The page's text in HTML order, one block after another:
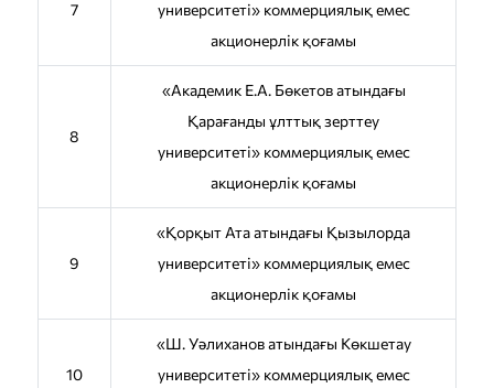
7
университеті» коммерциялық емес
акционерлік қоғамы
8
«Академик Е.А. Бөкетов атындағы
Қарағанды ұлттық зерттеу
университеті» коммерциялық емес
акционерлік қоғамы
9
«Қорқыт Ата атындағы Қызылорда
университеті» коммерциялық емес
акционерлік қоғамы
10
«Ш. Уәлиханов атындағы Көкшетау
университетi» коммерциялық емес